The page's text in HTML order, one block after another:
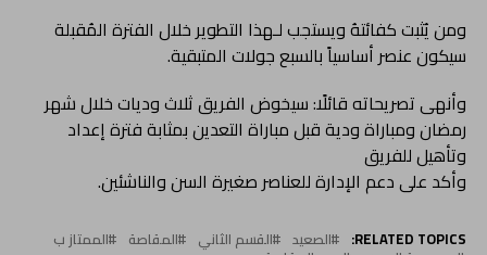
ومن يُثبت كفائتهُ ويستجب لـهذا التطوير خلال الفترة المُقبلة
سيكون عنصر أساسياً بالسبع جولات المتبقية.
وأنهى تصريحاته قائلًا: سيخوض الفريق ثلاث وديات خلال شهر
رمضان ومباراة ودية قبل مباراة التعدين بمثابة فترة إعداد
وتأهيل للفريق
وأكد على دعم الإدارة للعناصر صغيرة السن والناشئين.
RELATED TOPICS: الصعيد القسم الثاني المقاصة الممتاز ب